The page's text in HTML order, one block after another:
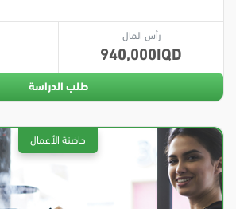
رأس المال
940,000
طلب الدراسة